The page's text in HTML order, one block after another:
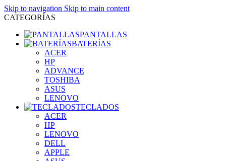
Skip to navigation Skip to main content
CATEGORÍAS
PANTALLAS
BATERÍAS
ACER
HP
ADVANCE
TOSHIBA
ASUS
LENOVO
TECLADOS
ACER
HP
LENOVO
DELL
APPLE